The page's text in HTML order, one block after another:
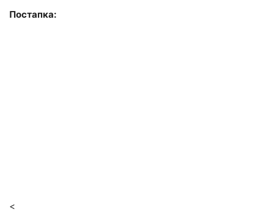
Постапка:
<